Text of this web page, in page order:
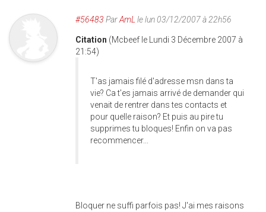
#56483 ParAmL le lun 03/12/2007 à 22h56
Citation (Mcbeef le Lundi 3 Décembre 2007 à
21:54)
T'as jamais filé d'adresse msn dans ta
vie? Ca t'es jamais arrivé de demander qui
venait de rentrer dans tes contacts et
pour quelle raison? Et puis au pire tu
supprimes tu bloques! Enfin on va pas
recommencer...
Bloquer ne suffi parfois pas! J'ai mes raisons